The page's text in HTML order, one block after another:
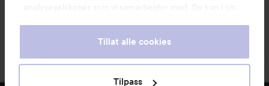
analyseselskaper som vi samarbeider med. De kan i sin
informasjon som du har oppgitt eller som de har samlet
våre cookies ved å fortsette å bruke nettsiden vår. For
informasjon om hvordan du kan endre innstillingene for
Tillat alle cookies
Tilpass